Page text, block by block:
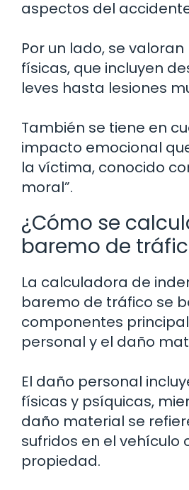
aspectos del
Por un lado, se
físicas, que incluyen
leves hasta lesiones
También se tiene en
impacto emocional
la víctima, conocido
moral”.
¿Cómo se
baremo de
La calculadora de
baremo de tráfico se
componentes
personal y el daño
El daño personal
físicas y psíquicas,
daño material se
sufridos en el vehículo
propiedad.